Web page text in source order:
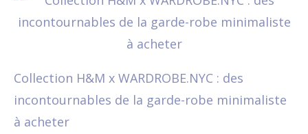
Collection H&M x WARDROBE.NYC : des
incontournables de la garde-robe minimaliste
à acheter